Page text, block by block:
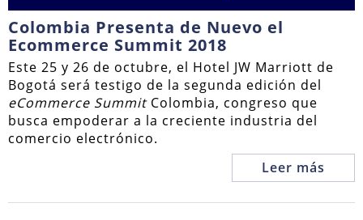
Colombia Presenta de Nuevo el
Ecommerce Summit 2018
Este 25 y 26 de octubre, el Hotel JW Marriott de
Bogotá será testigo de la segunda edición del
eCommerce SummitColombia, congreso que
busca empoderar a la creciente industria del
comercio electrónico.
Leer más